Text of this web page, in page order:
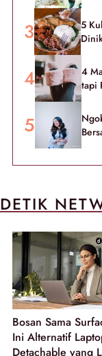
5
4
tapi
DETIK
Bosan Sama
Ini Alternatif
Detachable yang